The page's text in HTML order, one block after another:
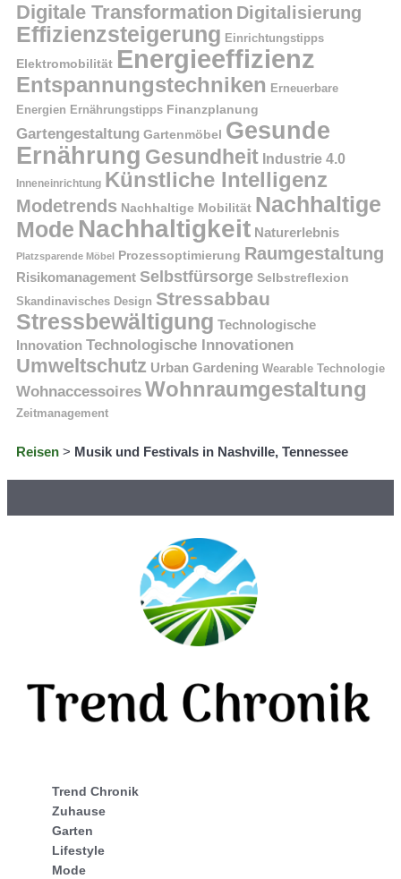
Digitale Transformation Digitalisierung
Effizienzsteigerung Einrichtungstipps
Elektromobilität Energieeffizienz
Entspannungstechniken Erneuerbare
Energien Ernährungstipps Finanzplanung
Gartengestaltung Gartenmöbel Gesunde
Ernährung Gesundheit Industrie 4.0
Inneneinrichtung Künstliche Intelligenz
Modetrends Nachhaltige Mobilität Nachhaltige
Mode Nachhaltigkeit Naturerlebnis
Platzsparende Möbel Prozessoptimierung Raumgestaltung
Risikomanagement Selbstfürsorge Selbstreflexion
Skandinavisches Design Stressabbau
Stressbewältigung Technologische
Innovation Technologische Innovationen
Umweltschutz Urban Gardening Wearable Technologie
Wohnaccessoires Wohnraumgestaltung
Zeitmanagement
Reisen > Musik und Festivals in Nashville, Tennessee
Trend Chronik
Zuhause
Garten
Lifestyle
Mode